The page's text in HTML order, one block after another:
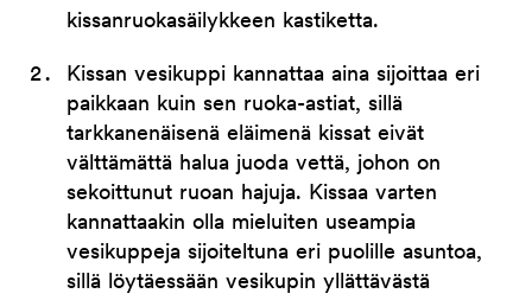
kissanruokasäilykkeen kastiketta.
Kissan vesikuppi kannattaa aina sijoittaa eri
paikkaan kuin sen ruoka-astiat, sillä
tarkkanenäisenä eläimenä kissat eivät
välttämättä halua juoda vettä, johon on
sekoittunut ruoan hajuja. Kissaa varten
kannattaakin olla mieluiten useampia
vesikuppeja sijoiteltuna eri puolille asuntoa,
sillä löytäessään vesikupin yllättävästä